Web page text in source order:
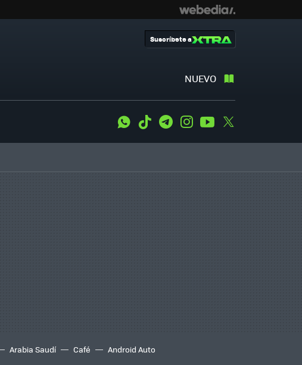
NUEVO
Suscríbete a
WhatsApp
Tiktok TelegramInstagramYoutube
Arabia Saudí Café Android Auto